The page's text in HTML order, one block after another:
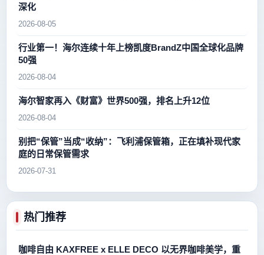
深化
2026-08-05
行业第一！海尔连续十年上榜凯度BrandZ中国全球化品牌
50强
2026-08-04
海尔智家再入《财富》世界500强，排名上升12位
2026-08-04
别把“保管”当成“收纳”：飞利浦保管箱，正在填补现代家
庭的日常保管需求
2026-07-31
热门推荐
咖啡自由 KAXFREE x ELLE DECO 以无界咖啡美学，重